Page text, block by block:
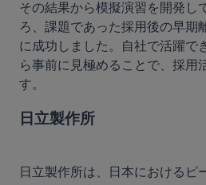
その結果から模擬演習を開発し
ろ、課題であった採用後の早期
に成功しました。自社で活躍で
ら事前に見極めることで、採用
日立製作所
日立製作所は、日本におけるピ